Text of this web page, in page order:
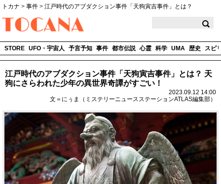
トカナ > 事件 > 江戸時代のアブダクション事件「天狗寅吉事件」とは？
STORE UFO・宇宙人 予言予知 事件 都市伝説 心霊 科学 UMA 歴史 スピ
江戸時代のアブダクション事件「天狗寅吉事件」とは？ 天
狗にさらわれた少年の異世界奇譚がすごい！
2023.09.12 14:00
文＝にぅま（ミステリーニュースステーションATLAS編集部）